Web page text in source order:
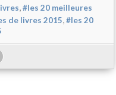
,#les 20 meilleures
de livres 2015,#les 20